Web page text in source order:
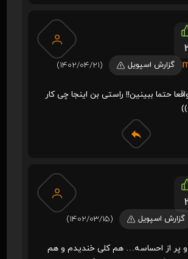
2
گزارش اسپویل (1402/04/21)
حتما ببینین!! راستی بن اینجا چی کار
2
گزارش اسپویل (1402/03/15)
پر از احساسه… هم کلی خندیدم و هم